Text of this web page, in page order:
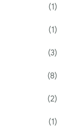
(1)
(1)
(3)
(8)
(2)
(1)